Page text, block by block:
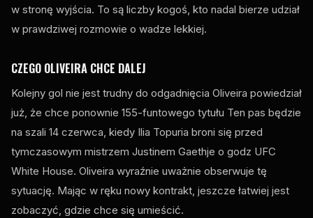
w stronę wyjścia. To są liczby kogoś, kto nadal bierze udział
w prawdziwej rozmowie o wadze lekkiej.
CZEGO OLIVEIRA CHCE DALEJ
Kolejny gol nie jest trudny do odgadnięcia Oliveira powiedział
już, że chce ponownie 155-funtowego tytułu Ten pas będzie
na szali 14 czerwca, kiedy Ilia Topuria broni się przed
tymczasowym mistrzem Justinem Gaethje o godz UFC
White House. Oliveira wyraźnie uważnie obserwuje tę
sytuację. Mając w ręku nowy kontrakt, jeszcze łatwiej jest
zobaczyć, gdzie chce się umieścić.